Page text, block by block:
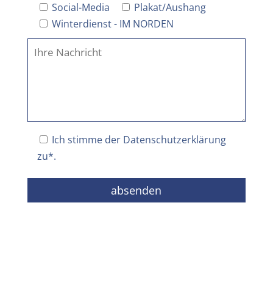
Social-Media
Plakat/Aushang
Winterdienst - IM NORDEN
Ich stimme der Datenschutzerklärung
zu*.